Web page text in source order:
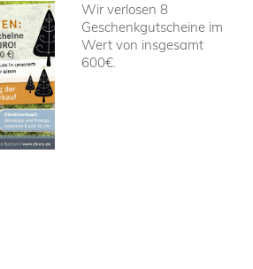
Wir verlosen 8
Geschenkgutscheine im
Wert von insgesamt
600€.